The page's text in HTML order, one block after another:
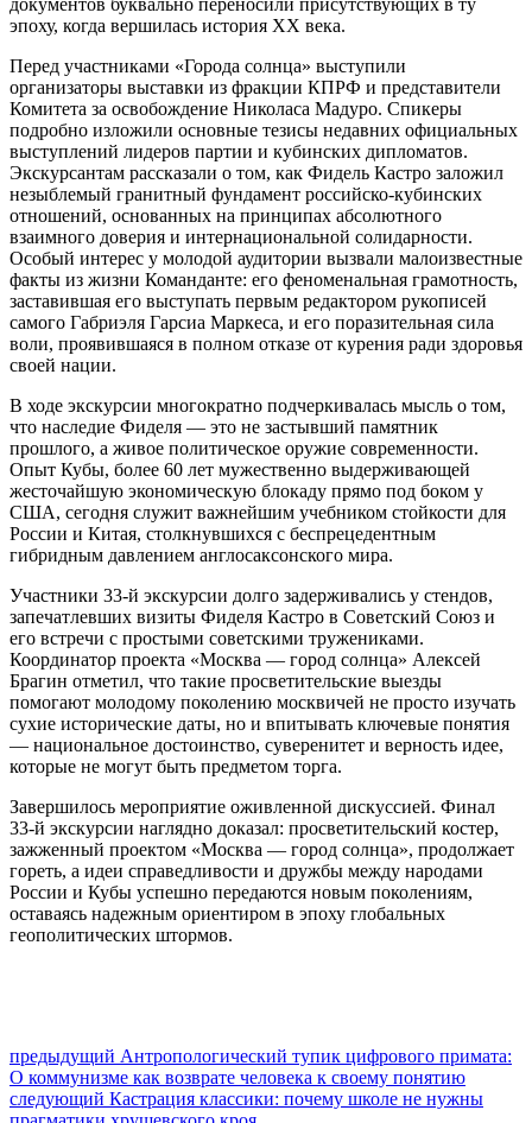
эпоху, когда вершилась история XX века.
Перед участниками «Города солнца» выступили
организаторы выставки из фракции КПРФ и представители
Комитета за освобождение Николаса Мадуро. Спикеры
подробно изложили основные тезисы недавних официальных
выступлений лидеров партии и кубинских дипломатов.
Экскурсантам рассказали о том, как Фидель Кастро заложил
незыблемый гранитный фундамент российско-кубинских
отношений, основанных на принципах абсолютного
взаимного доверия и интернациональной солидарности.
Особый интерес у молодой аудитории вызвали малоизвестные
факты из жизни Команданте: его феноменальная грамотность,
заставившая его выступать первым редактором рукописей
самого Габриэля Гарсиа Маркеса, и его поразительная сила
воли, проявившаяся в полном отказе от курения ради здоровья
своей нации.
В ходе экскурсии многократно подчеркивалась мысль о том,
что наследие Фиделя — это не застывший памятник
прошлого, а живое политическое оружие современности.
Опыт Кубы, более 60 лет мужественно выдерживающей
жесточайшую экономическую блокаду прямо под боком у
США, сегодня служит важнейшим учебником стойкости для
России и Китая, столкнувшихся с беспрецедентным
гибридным давлением англосаксонского мира.
Участники 33-й экскурсии долго задерживались у стендов,
запечатлевших визиты Фиделя Кастро в Советский Союз и
его встречи с простыми советскими тружениками.
Координатор проекта «Москва — город солнца» Алексей
Брагин отметил, что такие просветительские выезды
помогают молодому поколению москвичей не просто изучать
сухие исторические даты, но и впитывать ключевые понятия
— национальное достоинство, суверенитет и верность идее,
которые не могут быть предметом торга.
Завершилось мероприятие оживленной дискуссией. Финал
33-й экскурсии наглядно доказал: просветительский костер,
зажженный проектом «Москва — город солнца», продолжает
гореть, а идеи справедливости и дружбы между народами
России и Кубы успешно передаются новым поколениям,
оставаясь надежным ориентиром в эпоху глобальных
геополитических штормов.
Навигация
по
предыдущий Предыдущий
пост:
Антропологический тупик цифрового примата:
О коммунизме как возврате человека к своему понятию
следующий Следующее
сообщение:
Кастрация классики: почему школе не нужны